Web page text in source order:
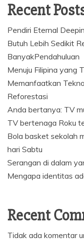
Recent
Pendiri Eternal
Butuh Lebih Sedikit
BanyakPendahuluan
Menuju Filipina yang
Memanfaatkan
Reforestasi
Anda bertanya: TV
TV bertenaga Roku
Bola basket sekolah
hari Sabtu
Serangan di dalam
Mengapa identitas
Recent
Tidak ada komentar